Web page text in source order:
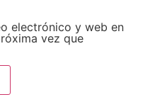
electrónico y web en
vez que